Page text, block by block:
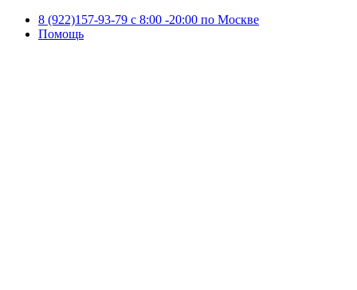
8 (922)157-93-79 c 8:00 -20:00 по Москве
Помощь